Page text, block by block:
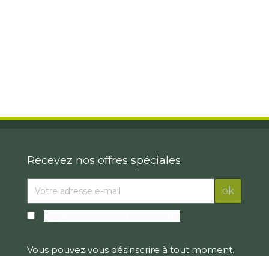
Recevez nos offres spéciales
Vous pouvez vous désinscrire à tout moment.